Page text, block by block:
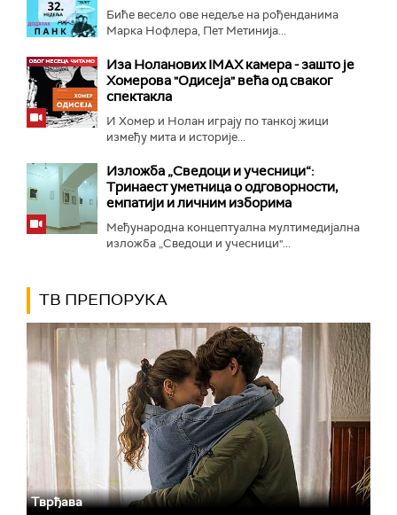
Биће весело ове недеље на рођенданима
Марка Нофлера, Пет Метинија...
Иза Ноланових IMAX камера - зашто је
Хомерова "Одисеја" већа од сваког
спектакла
И Хомер и Нолан играју по танкој жици
између мита и историје...
Изложба „Сведоци и учесници“:
Тринаест уметница о одговорности,
емпатији и личним изборима
Међународна концептуална мултимедијална
изложба „Сведоци и учесници"...
ТВ ПРЕПОРУКА
Тврђава